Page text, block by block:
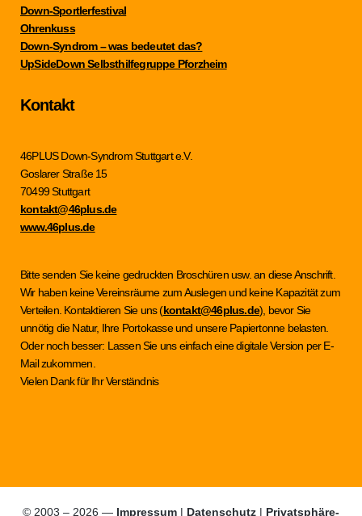
Down-Sportlerfestival
Ohrenkuss
Down-Syndrom – was bedeutet das?
UpSideDown Selbsthilfegruppe Pforzheim
Kontakt
46PLUS Down-Syndrom Stuttgart e.V.
Goslarer Straße 15
70499 Stuttgart
kontakt@46plus.de
www.46plus.de
Bitte senden Sie keine gedruckten Broschüren usw. an diese Anschrift.
Wir haben keine Vereinsräume zum Auslegen und keine Kapazität zum
Verteilen. Kontaktieren Sie uns (kontakt@46plus.de), bevor Sie
unnötig die Natur, Ihre Portokasse und unsere Papiertonne belasten.
Oder noch besser: Lassen Sie uns einfach eine digitale Version per E-
Mail zukommen.
Vielen Dank für Ihr Verständnis
© 2003 – 2026 — Impressum | Datenschutz | Privatsphäre-